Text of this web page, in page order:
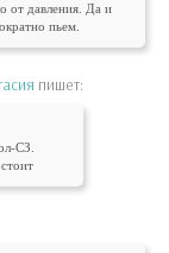
от давления. Да и
пьем.
пишет:
СЗ.